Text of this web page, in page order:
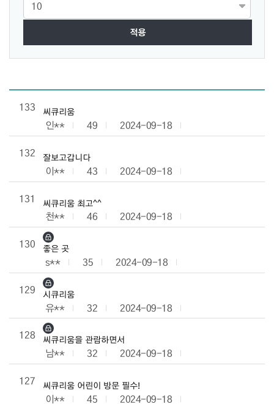
적용
관람후기 목록으로 번호, 제목, 작성자, 조회수, 등록일로 나열 되고
133
씨큐리움
인** 49
2024-09-18
132
잘보고갑니다
이** 43
2024-09-18
131
씨큐리움 최고^^
천** 46
2024-09-18
130
좋은 곳
s** 35
2024-09-18
129
시큐리움
유** 32
2024-09-18
128
씨큐리움을 관람하면서
남** 32
2024-09-18
127
씨큐리움 어린이 방문 필수!
이** 45
2024-09-18